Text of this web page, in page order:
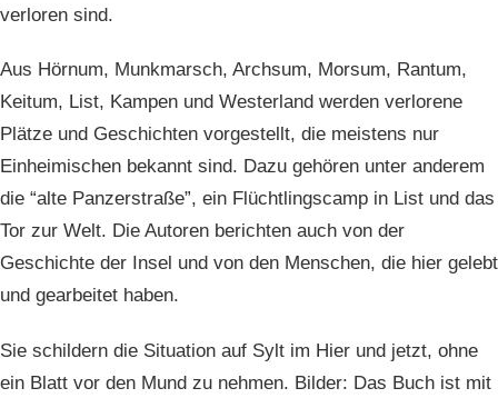
verloren sind.
Aus Hörnum, Munkmarsch, Archsum, Morsum, Rantum,
Keitum, List, Kampen und Westerland werden verlorene
Plätze und Geschichten vorgestellt, die meistens nur
Einheimischen bekannt sind. Dazu gehören unter anderem
die “alte Panzerstraße”, ein Flüchtlingscamp in List und das
Tor zur Welt. Die Autoren berichten auch von der
Geschichte der Insel und von den Menschen, die hier gelebt
und gearbeitet haben.
Sie schildern die Situation auf Sylt im Hier und jetzt, ohne
ein Blatt vor den Mund zu nehmen. Bilder: Das Buch ist mit